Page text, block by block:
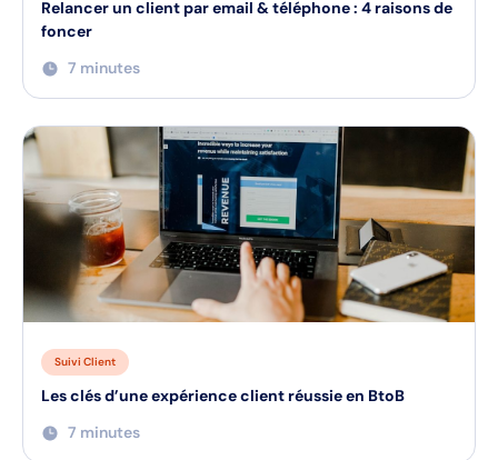
Relancer un client par email & téléphone : 4 raisons de
foncer
7 minutes
Suivi Client
Les clés d’une expérience client réussie en BtoB
7 minutes